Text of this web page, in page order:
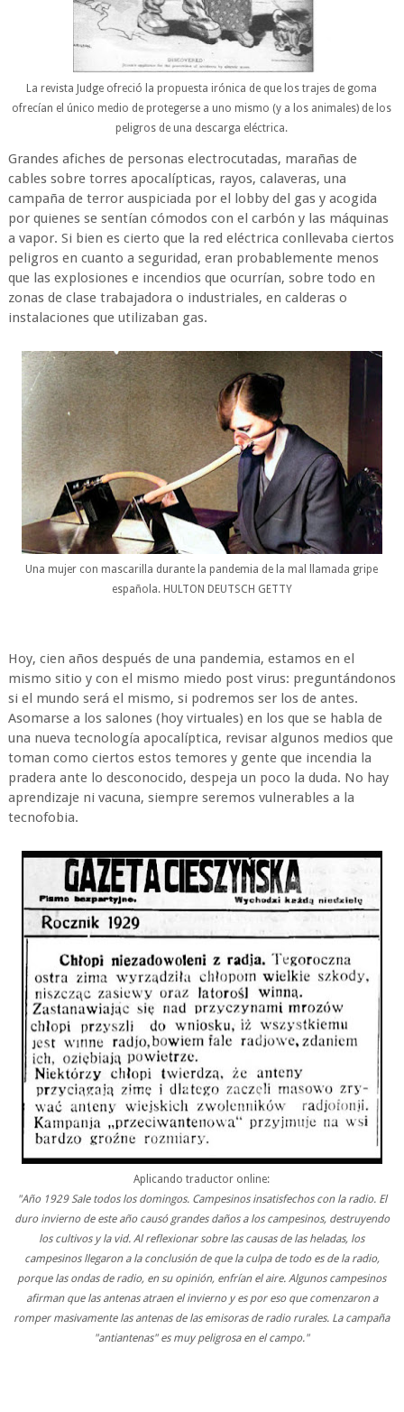
La revista Judge ofreció la propuesta irónica de que los trajes de goma
ofrecían el único medio de protegerse a uno mismo (y a los animales) de los
peligros de una descarga eléctrica.
Grandes afiches de personas electrocutadas, marañas de
cables sobre torres apocalípticas, rayos, calaveras, una
campaña de terror auspiciada por el lobby del gas y acogida
por quienes se sentían cómodos con el carbón y las máquinas
a vapor. Si bien es cierto que la red eléctrica conllevaba ciertos
peligros en cuanto a seguridad, eran probablemente menos
que las explosiones e incendios que ocurrían, sobre todo en
zonas de clase trabajadora o industriales, en calderas o
instalaciones que utilizaban gas.
Una mujer con mascarilla durante la pandemia de la mal llamada gripe
española. HULTON DEUTSCH GETTY
Hoy, cien años después de una pandemia, estamos en el
mismo sitio y con el mismo miedo post virus: preguntándonos
si el mundo será el mismo, si podremos ser los de antes.
Asomarse a los salones (hoy virtuales) en los que se habla de
una nueva tecnología apocalíptica, revisar algunos medios que
toman como ciertos estos temores y gente que incendia la
pradera ante lo desconocido, despeja un poco la duda. No hay
aprendizaje ni vacuna, siempre seremos vulnerables a la
tecnofobia.
Aplicando traductor online:
"Año 1929 Sale todos los domingos. Campesinos insatisfechos con la radio. El
duro invierno de este año causó grandes daños a los campesinos, destruyendo
los cultivos y la vid. Al reflexionar sobre las causas de las heladas, los
campesinos llegaron a la conclusión de que la culpa de todo es de la radio,
porque las ondas de radio, en su opinión, enfrían el aire. Algunos campesinos
afirman que las antenas atraen el invierno y es por eso que comenzaron a
romper masivamente las antenas de las emisoras de radio rurales. La campaña
"antiantenas" es muy peligrosa en el campo."